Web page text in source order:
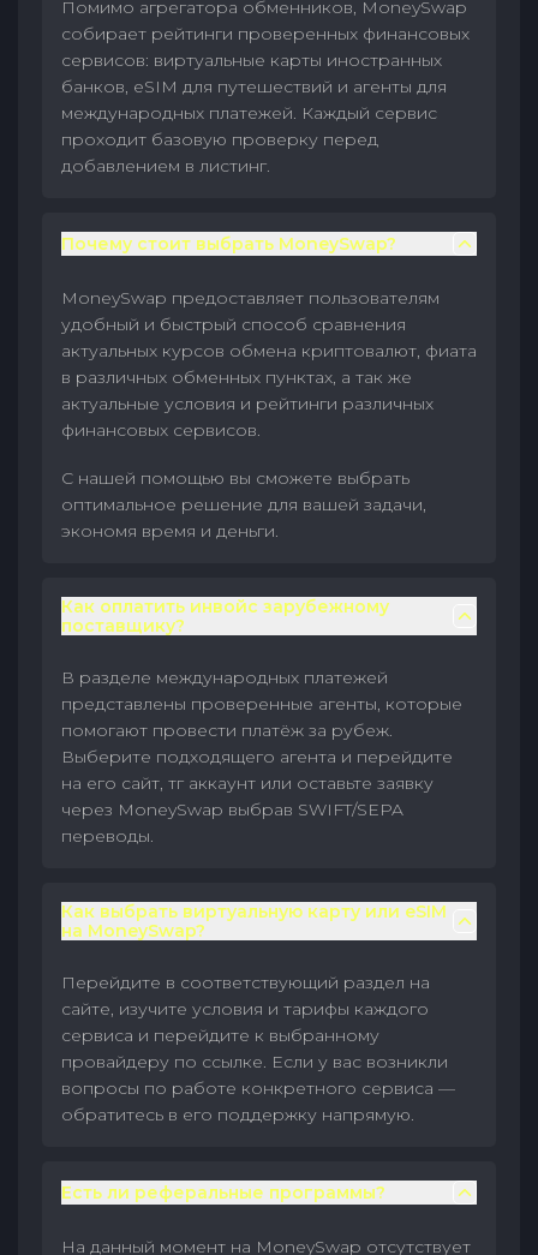
Помимо агрегатора обменников, MoneySwap
собирает рейтинги проверенных финансовых
сервисов: виртуальные карты иностранных
банков, eSIM для путешествий и агенты для
международных платежей. Каждый сервис
проходит базовую проверку перед
добавлением в листинг.
Почему стоит выбрать MoneySwap?
MoneySwap предоставляет пользователям
удобный и быстрый способ сравнения
актуальных курсов обмена криптовалют, фиата
в различных обменных пунктах, а так же
актуальные условия и рейтинги различных
финансовых сервисов.
С нашей помощью вы сможете выбрать
оптимальное решение для вашей задачи,
экономя время и деньги.
Как оплатить инвойс зарубежному
поставщику?
В разделе международных платежей
представлены проверенные агенты, которые
помогают провести платёж за рубеж.
Выберите подходящего агента и перейдите
на его сайт, тг аккаунт или оставьте заявку
через MoneySwap выбрав SWIFT/SEPA
переводы.
Как выбрать виртуальную карту или eSIM
на MoneySwap?
Перейдите в соответствующий раздел на
сайте, изучите условия и тарифы каждого
сервиса и перейдите к выбранному
провайдеру по ссылке. Если у вас возникли
вопросы по работе конкретного сервиса —
обратитесь в его поддержку напрямую.
Есть ли реферальные программы?
На данный момент на MoneySwap отсутствует